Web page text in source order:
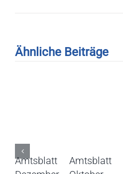
Ähnliche Beiträge
Amtsblatt
Amtsblatt